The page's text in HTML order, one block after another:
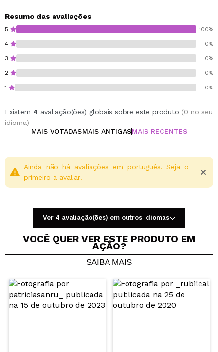
Resumo das avaliações
5 100%
4 0%
3 0%
2 0%
1 0%
Existem 4 avaliação(ões) globais sobre este produto (0 no seu
idioma)
MAIS VOTADASMAIS ANTIGASMAIS RECENTES
Compartilhar um vídeo ou uma foto
Seu vídeo pode ser o primeiro. Imagine isso...
Recomenda esta compra? Sim Não
Ainda não há avaliações em português. Seja o
primeiro a avaliar!
Ver 4 avaliação(ões) em outros idiomas
VOCÊ QUER VER ESTE PRODUTO EM
AÇÃO?
SAIBA MAIS